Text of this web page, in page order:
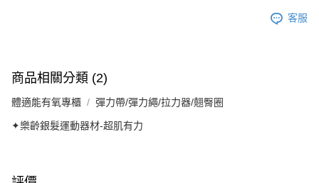
客服
商品相關分類 (2)
體適能有氧專櫃 彈力帶/彈力繩/拉力器/翹臀圈
✦樂齡銀髮運動器材-超肌有力